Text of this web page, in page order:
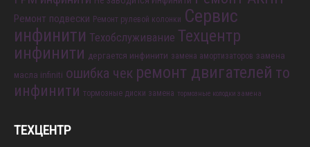
Ремонт подвески Ремонт рулевой колонки Сервис
инфинити Техобслуживание Техцентр
инфинити дергается инфинити замена амортизаторов замена
масла infiniti ошибка чек ремонт двигателей то
инфинити тормозные диски замена тормозные колодки замена
ТЕХЦЕНТР